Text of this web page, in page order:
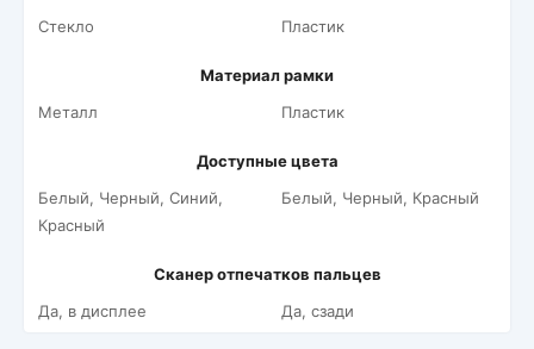
Стекло
Пластик
Материал рамки
Металл
Пластик
Доступные цвета
Белый, Черный, Синий,
Красный
Белый, Черный, Красный
Сканер отпечатков пальцев
Да, в дисплее
Да, сзади